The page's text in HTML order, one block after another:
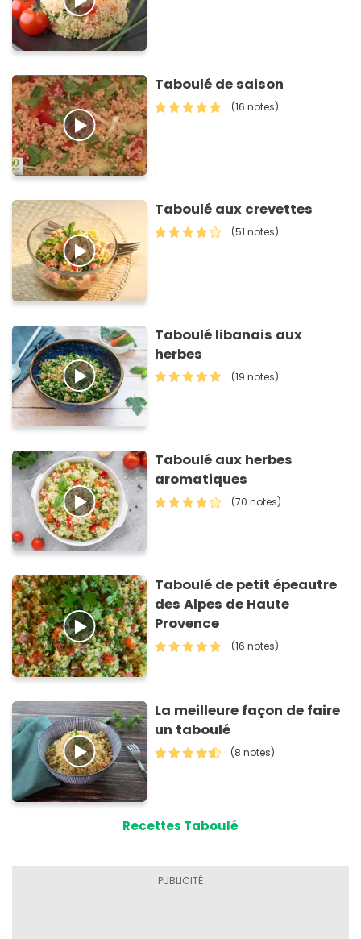
Taboulé de saison
(16 notes)
Taboulé aux crevettes
(51 notes)
Taboulé libanais aux
herbes
(19 notes)
Taboulé aux herbes
aromatiques
(70 notes)
Taboulé de petit épeautre
des Alpes de Haute
Provence
(16 notes)
La meilleure façon de faire
un taboulé
(8 notes)
Recettes Taboulé